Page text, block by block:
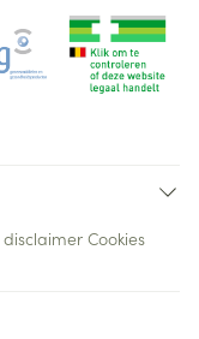
Cookies